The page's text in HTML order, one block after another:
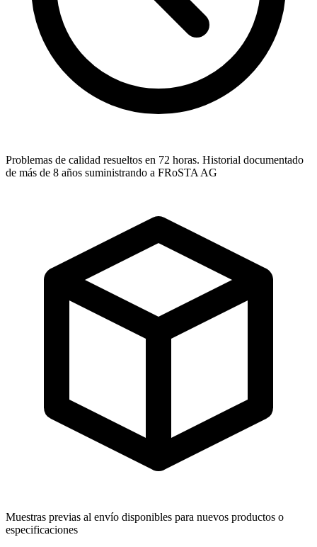
Problemas de calidad resueltos en 72 horas. Historial documentado
de más de 8 años suministrando a FRoSTA AG
Muestras previas al envío disponibles para nuevos productos o
especificaciones